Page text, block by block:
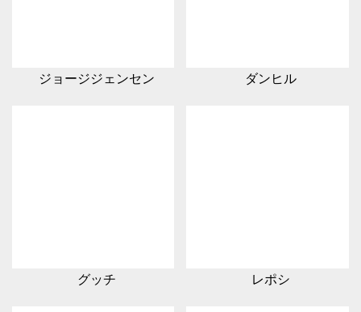
ジョージジェンセン ダンヒル
グッチ レポシ